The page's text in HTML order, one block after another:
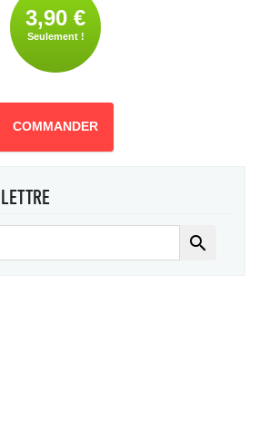
3,90 €
Seulement !
COMMANDER
